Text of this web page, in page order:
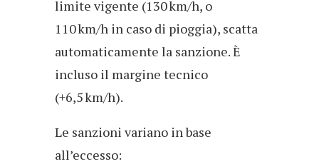
limite vigente (130 km/h, o
110 km/h in caso di pioggia), scatta
automaticamente la sanzione. È
incluso il margine tecnico
(+6,5 km/h).
Le sanzioni variano in base
all’eccesso: